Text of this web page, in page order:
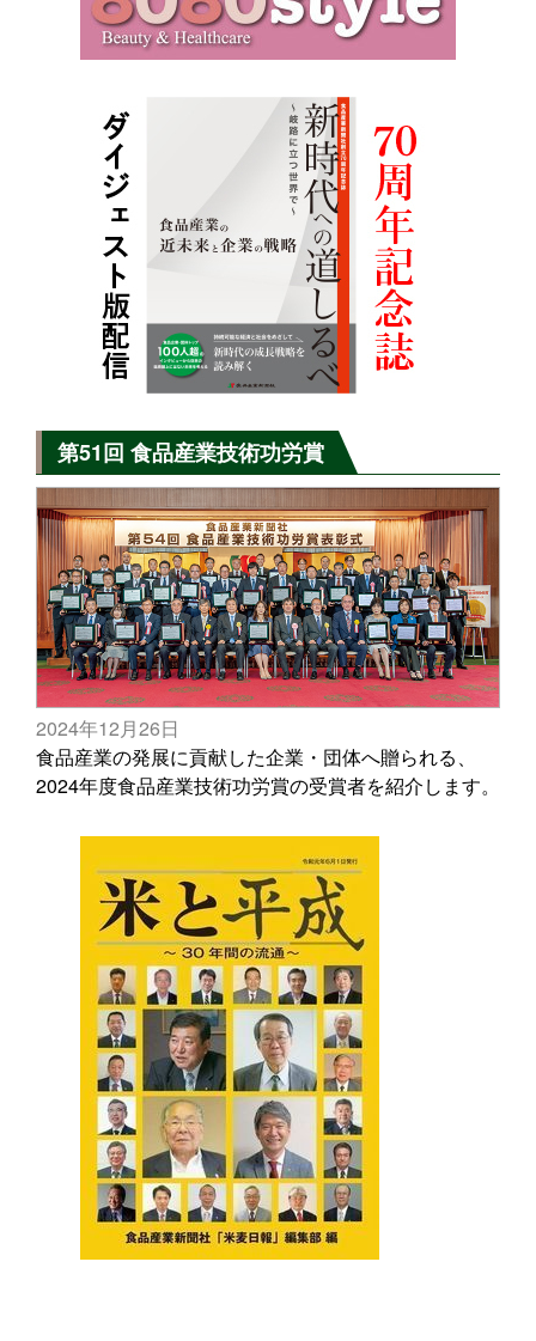
第51回 食品産業技術功労賞
2024年12月26日
食品産業の発展に貢献した企業・団体へ贈られる、
2024年度食品産業技術功労賞の受賞者を紹介します。